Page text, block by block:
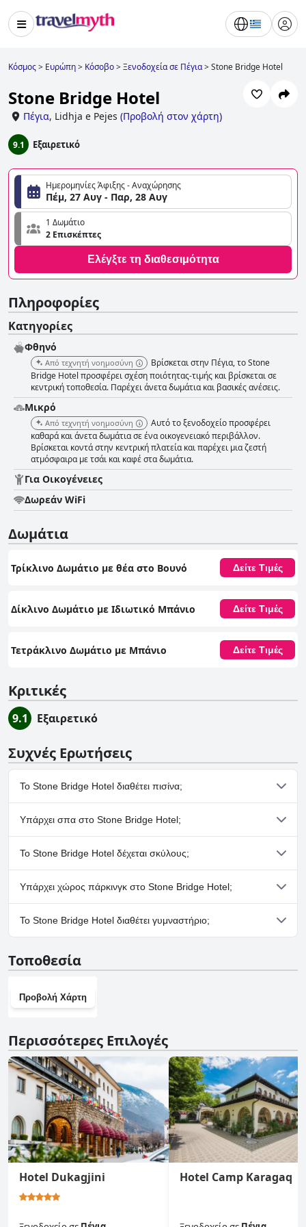
Κόσμος> Ευρώπη> Κόσοβο>Ξενοδοχεία σε Πέγια>Stone Bridge Hotel
Stone Bridge Hotel
Πέγια, Lidhja e Pejes (Προβολή στον χάρτη)
9.1 Εξαιρετικό
Ημερομηνίες Άφιξης - Αναχώρησης
Πέμ, 27 Αυγ - Παρ, 28 Αυγ
1 Δωμάτιο
2 Επισκέπτες
Ελέγξτε τη διαθεσιμότητα
Πληροφορίες
Κατηγορίες
Φθηνό
Από τεχνητή νοημοσύνη
Βρίσκεται στην Πέγια, το Stone
Bridge Hotel προσφέρει σχέση ποιότητας-τιμής και βρίσκεται σε
κεντρική τοποθεσία. Παρέχει άνετα δωμάτια και βασικές ανέσεις.
Μικρό
Από τεχνητή νοημοσύνη
Αυτό το ξενοδοχείο προσφέρει
καθαρά και άνετα δωμάτια σε ένα οικογενειακό περιβάλλον.
Βρίσκεται κοντά στην κεντρική πλατεία και παρέχει μια ζεστή
ατμόσφαιρα με τσάι και καφέ στα δωμάτια.
Για Οικογένειες
Δωρεάν WiFi
Δωμάτια
Τρίκλινο Δωμάτιο με θέα στο Βουνό Δείτε Τιμές
Δίκλινο Δωμάτιο με Ιδιωτικό Μπάνιο Δείτε Τιμές
Τετράκλινο Δωμάτιο με Μπάνιο Δείτε Τιμές
Κριτικές
9.1 Εξαιρετικό
Συχνές Ερωτήσεις
Το Stone Bridge Hotel διαθέτει πισίνα;
Όχι, το Stone Bridge Hotel δεν διαθέτει πισίνα.
Υπάρχει σπα στο Stone Bridge Hotel;
Όχι, το Stone Bridge Hotel δεν διαθέτει σπα.
Το Stone Bridge Hotel δέχεται σκύλους;
Όχι, το Stone Bridge Hotel δεν δέχεται σκύλους.
Υπάρχει χώρος πάρκινγκ στο Stone Bridge Hotel;
Όχι, δεν υπάρχουν εγκαταστάσεις πάρκινγκ στο Stone Bridge
Hotel.
Το Stone Bridge Hotel διαθέτει γυμναστήριο;
Τοποθεσία
Προβολή Χάρτη
Περισσότερες Επιλογές
Hotel Dukagjini Hotel Camp Karagaq